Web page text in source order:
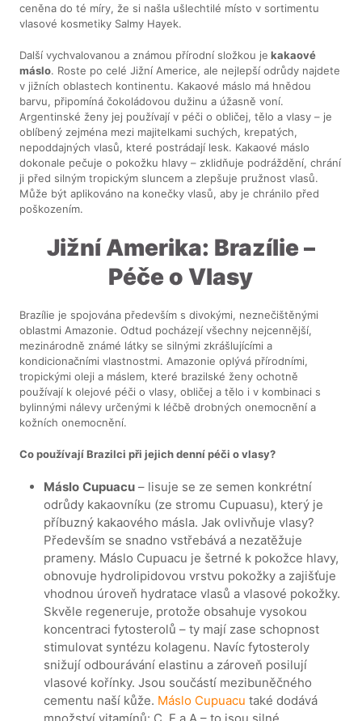
ceněna do té míry, že si našla ušlechtilé místo v sortimentu
vlasové kosmetiky Salmy Hayek.
Další vychvalovanou a známou přírodní složkou je kakaové
máslo. Roste po celé Jižní Americe, ale nejlepší odrůdy najdete
v jižních oblastech kontinentu. Kakaové máslo má hnědou
barvu, připomíná čokoládovou dužinu a úžasně voní.
Argentinské ženy jej používají v péči o obličej, tělo a vlasy – je
oblíbený zejména mezi majitelkami suchých, krepatých,
nepoddajných vlasů, které postrádají lesk. Kakaové máslo
dokonale pečuje o pokožku hlavy – zklidňuje podráždění, chrání
ji před silným tropickým sluncem a zlepšuje pružnost vlasů.
Může být aplikováno na konečky vlasů, aby je chránilo před
poškozením.
Jižní Amerika: Brazílie –
Péče o Vlasy
Brazílie je spojována především s divokými, neznečištěnými
oblastmi Amazonie. Odtud pocházejí všechny nejcennější,
mezinárodně známé látky se silnými zkrášlujícími a
kondicionačními vlastnostmi. Amazonie oplývá přírodními,
tropickými oleji a máslem, které brazilské ženy ochotně
používají k olejové péči o vlasy, obličej a tělo i v kombinaci s
bylinnými nálevy určenými k léčbě drobných onemocnění a
kožních onemocnění.
Co používají Brazilci při jejich denní péči o vlasy?
Máslo Cupuacu – lisuje se ze semen konkrétní
odrůdy kakaovníku (ze stromu Cupuasu), který je
příbuzný kakaového másla. Jak ovlivňuje vlasy?
Především se snadno vstřebává a nezatěžuje
prameny. Máslo Cupuacu je šetrné k pokožce hlavy,
obnovuje hydrolipidovou vrstvu pokožky a zajišťuje
vhodnou úroveň hydratace vlasů a vlasové pokožky.
Skvěle regeneruje, protože obsahuje vysokou
koncentraci fytosterolů – ty mají zase schopnost
stimulovat syntézu kolagenu. Navíc fytosteroly
snižují odbourávání elastinu a zároveň posilují
vlasové kořínky. Jsou součástí mezibuněčného
cementu naší kůže. Máslo Cupuacu také dodává
množství vitamínů: C, E a A – to jsou silné